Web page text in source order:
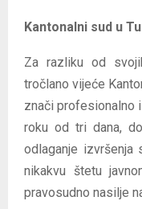
Kantonalni sud u
Za razliku od
tročlano vijeće
znači profesionalno
roku od tri dana,
odlaganje izvršenja
nikakvu štetu
pravosudno nasilje